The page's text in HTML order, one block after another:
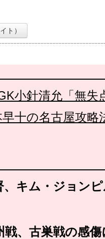
ト）
小針清允「無
十の名古屋攻略
、キム・ジョン
戦、古巣戦の感